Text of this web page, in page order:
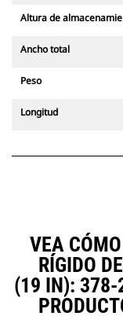
Altura de
Ancho total
Peso
Longitud
VEA
RÍGIDO
(19 IN): 378-